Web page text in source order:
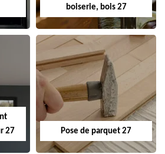
boiserie, bois 27
27
Pose de parquet 27